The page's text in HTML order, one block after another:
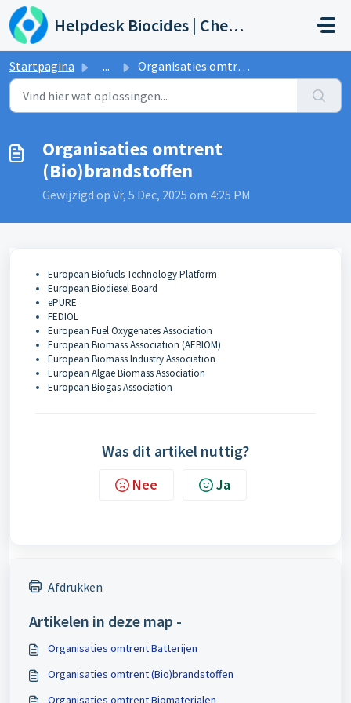
Doorgaan naar hoofdinhoud
Helpdesk Biocides | Chemicals | Products
Startpagina ... Organisaties omtrent (Bio)brandstoffen
Organisaties omtrent
(Bio)brandstoffen
Gewijzigd op Vr, 5 Dec, 2025 om 4:25 PM
European Biofuels Technology Platform
European Biodiesel Board
ePURE
FEDIOL
European Fuel Oxygenates Association
European Biomass Association (AEBIOM)
European Biomass Industry Association
European Algae Biomass Association
European Biogas Association
Was dit artikel nuttig?
Nee Ja
Afdrukken
Artikelen in deze map -
Organisaties omtrent Batterijen
Organisaties omtrent (Bio)brandstoffen
Organisaties omtrent Biomaterialen